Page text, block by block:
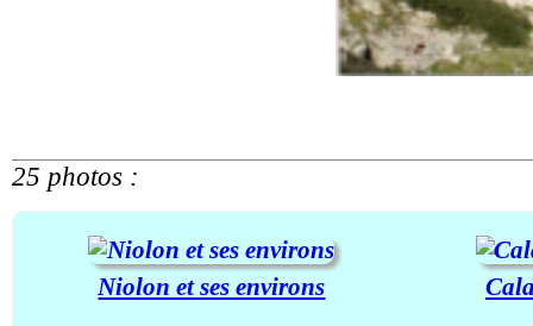
25 photos :
Niolon et ses environs